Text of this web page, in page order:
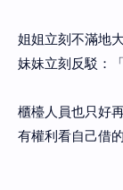
姐姐立刻不滿地
妹妹立刻反駁：
櫃檯人員也只好
有權利看自己借